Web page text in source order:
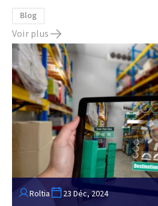
Blog
Voir plus
Roltia 23 Déc, 2024